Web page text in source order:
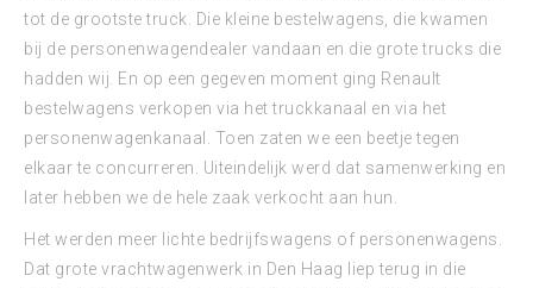
tot de grootste truck. Die kleine bestelwagens, die kwamen
bij de personenwagendealer vandaan en die grote trucks die
hadden wij. En op een gegeven moment ging Renault
bestelwagens verkopen via het truckkanaal en via het
personenwagenkanaal. Toen zaten we een beetje tegen
elkaar te concurreren. Uiteindelijk werd dat samenwerking en
later hebben we de hele zaak verkocht aan hun.
Het werden meer lichte bedrijfswagens of personenwagens.
Dat grote vrachtwagenwerk in Den Haag liep terug in die